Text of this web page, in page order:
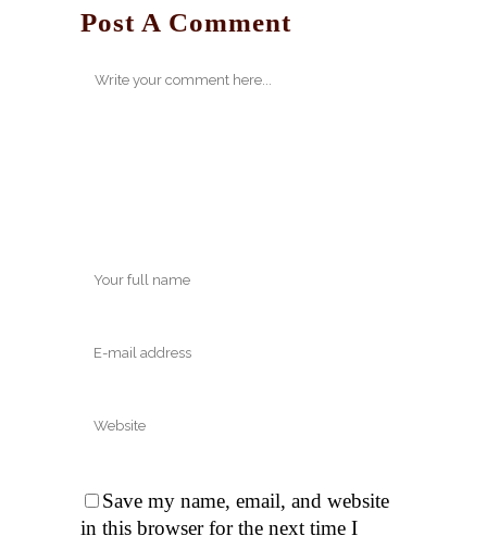
Post A Comment
Save my name, email, and website
in this browser for the next time I